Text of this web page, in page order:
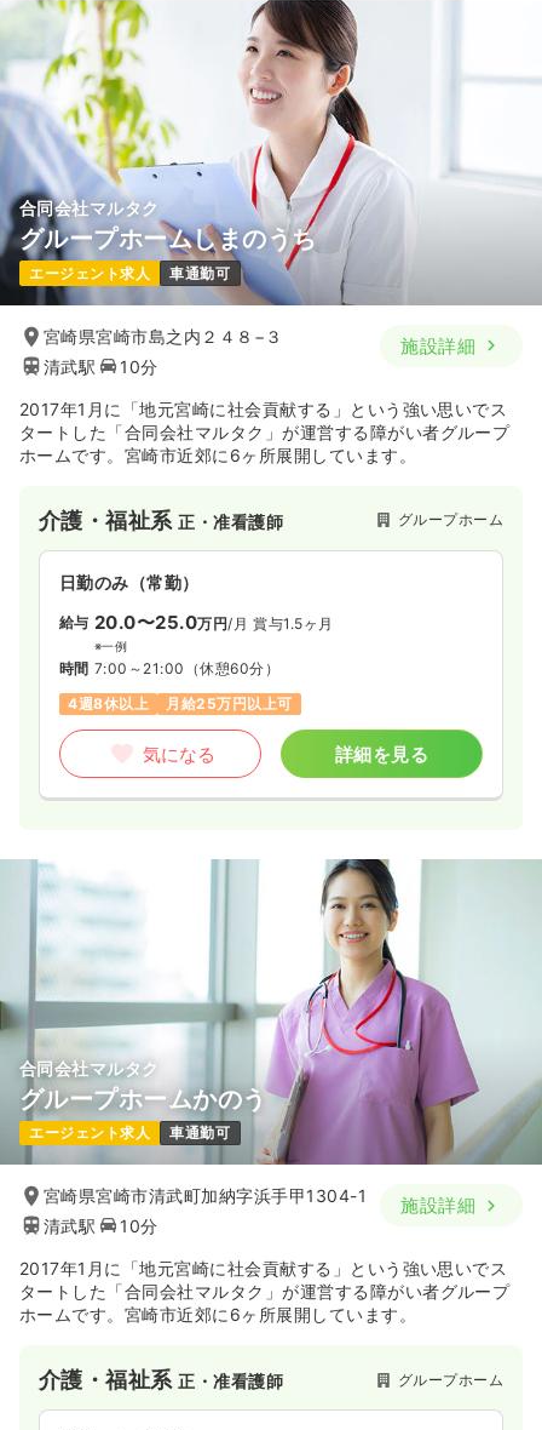
合同会社マルタク
グループホームしまのうち
エージェント求人 車通勤可
宮崎県宮崎市島之内２４８−３
清武駅
10分
施設詳細
2017年1月に「地元宮崎に社会貢献する」という強い思いでス
タートした「合同会社マルタク」が運営する障がい者グループ
ホームです。宮崎市近郊に6ヶ所展開しています。
介護・福祉系正・准看護師 グループホーム
日勤のみ（常勤）
給与 20.0〜25.0万円/月 賞与1.5ヶ月
※一例
時間 7:00～21:00 （休憩60分）
4週8休以上
月給25万円以上可
気になる 詳細を見る
合同会社マルタク
グループホームかのう
エージェント求人 車通勤可
宮崎県宮崎市清武町加納字浜手甲1304-1
清武駅
10分
施設詳細
2017年1月に「地元宮崎に社会貢献する」という強い思いでス
タートした「合同会社マルタク」が運営する障がい者グループ
ホームです。宮崎市近郊に6ヶ所展開しています。
介護・福祉系正・准看護師 グループホーム